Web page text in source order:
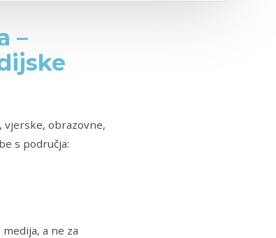
–
obrazovne,
s područja:
a ne za